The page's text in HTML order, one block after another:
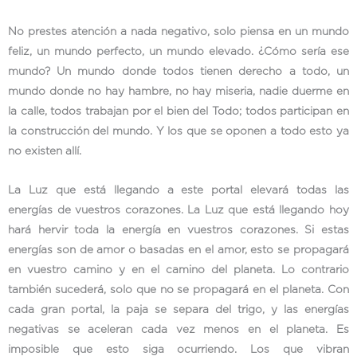
No prestes atención a nada negativo, solo piensa en un mundo
feliz, un mundo perfecto, un mundo elevado. ¿Cómo sería ese
mundo? Un mundo donde todos tienen derecho a todo, un
mundo donde no hay hambre, no hay miseria, nadie duerme en
la calle, todos trabajan por el bien del Todo; todos participan en
la construcción del mundo. Y los que se oponen a todo esto ya
no existen allí.
La Luz que está llegando a este portal elevará todas las
energías de vuestros corazones. La Luz que está llegando hoy
hará hervir toda la energía en vuestros corazones. Si estas
energías son de amor o basadas en el amor, esto se propagará
en vuestro camino y en el camino del planeta. Lo contrario
también sucederá, solo que no se propagará en el planeta. Con
cada gran portal, la paja se separa del trigo, y las energías
negativas se aceleran cada vez menos en el planeta. Es
imposible que esto siga ocurriendo. Los que vibran